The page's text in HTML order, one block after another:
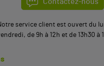
service client est ouvert du
de 9h à 12h et de 13h30 à